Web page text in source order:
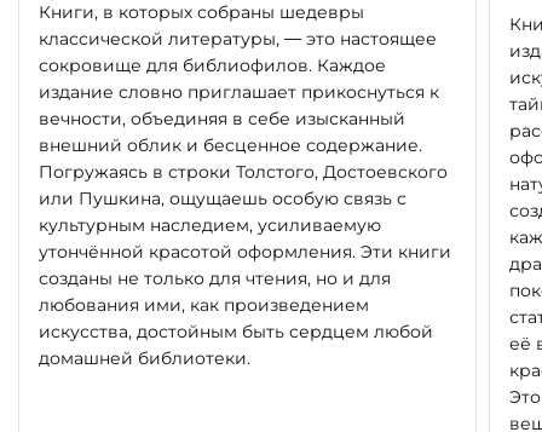
Книги, в которых собраны шедевры
классической литературы, — это настоящее
сокровище для библиофилов. Каждое
издание словно приглашает прикоснуться к
вечности, объединяя в себе изысканный
внешний облик и бесценное содержание.
Погружаясь в строки Толстого, Достоевского
или Пушкина, ощущаешь особую связь с
культурным наследием, усиливаемую
утончённой красотой оформления. Эти книги
созданы не только для чтения, но и для
любования ими, как произведением
искусства, достойным быть сердцем любой
домашней библиотеки.
её